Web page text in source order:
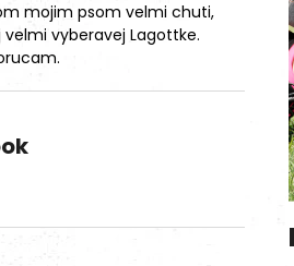
mojim psom velmi chuti,
vyberavej Lagottke.